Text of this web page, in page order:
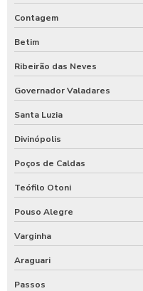
Contagem
Betim
Ribeirão das Neves
Governador Valadares
Santa Luzia
Divinópolis
Poços de Caldas
Teófilo Otoni
Pouso Alegre
Varginha
Araguari
Passos